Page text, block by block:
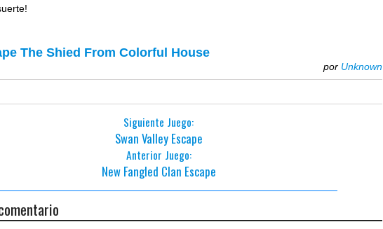
The Shied From Colorful House
por Unknown
Siguiente Juego:
Swan Valley Escape
Anterior Juego:
New Fangled Clan Escape